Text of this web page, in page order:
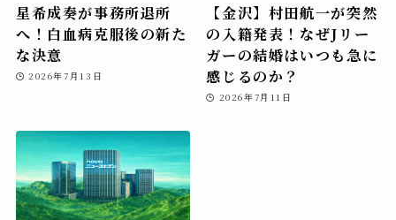
星希成奏が事務所退所
へ！白血病克服後の新た
な決意
2026年7月13日
【金沢】村田航一が突然
の入籍発表！なぜJリー
ガーの結婚はいつも急に
感じるのか？
2026年7月11日